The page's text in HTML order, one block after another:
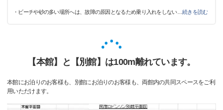
・ビーチや砂の多い場所へは、故障の原因となるため乗り入れをしない… 続きを読む
【本館】と【別館】は100m離れています。
本館にお泊りのお客様も、別館にお泊りのお客様も、両館内の共同スペースをご利
用いただけます。